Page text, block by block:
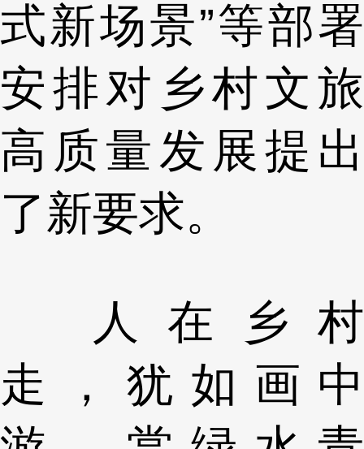
式新场景”等部署
安排对乡村文旅
高质量发展提出
了新要求。
人在乡村
走，犹如画中